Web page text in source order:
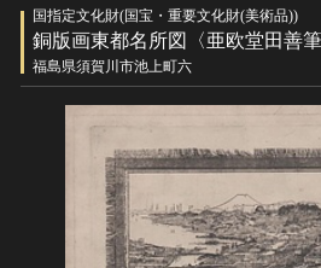
全国の美術館・博物館
世界遺産
動画で見る無形の文化財
お知
サイ
サイ
国指定文化財(国宝・重要文化財(美術品))
銅版画東都名所図〈亜欧堂田善
福島県須賀川市池上町六